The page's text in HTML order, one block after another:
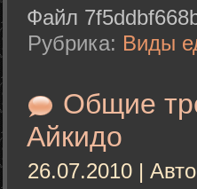
Файл
Рубрика: Виды
Общие
Айкидо
26.07.2010 |